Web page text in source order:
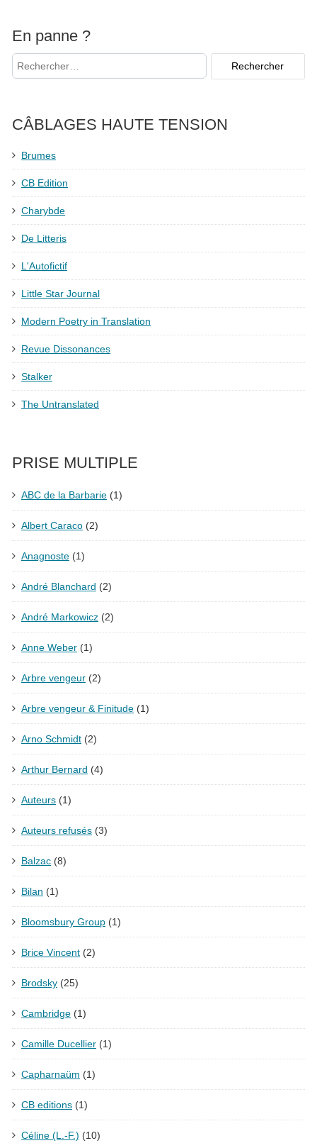
En panne ?
CÂBLAGES HAUTE TENSION
Brumes
CB Edition
Charybde
De Litteris
L'Autofictif
Little Star Journal
Modern Poetry in Translation
Revue Dissonances
Stalker
The Untranslated
PRISE MULTIPLE
ABC de la Barbarie (1)
Albert Caraco (2)
Anagnoste (1)
André Blanchard (2)
André Markowicz (2)
Anne Weber (1)
Arbre vengeur (2)
Arbre vengeur & Finitude (1)
Arno Schmidt (2)
Arthur Bernard (4)
Auteurs (1)
Auteurs refusés (3)
Balzac (8)
Bilan (1)
Bloomsbury Group (1)
Brice Vincent (2)
Brodsky (25)
Cambridge (1)
Camille Ducellier (1)
Capharnaüm (1)
CB editions (1)
Céline (L.-F.) (10)